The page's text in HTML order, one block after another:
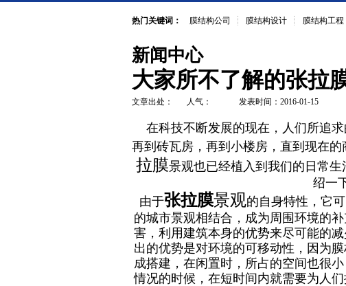
热门关键词： 膜结构公司 膜结构设计 膜结构工程
新闻中心
大家所不了解的张拉
文章出处： 人气： 发表时间：2016-01-15
在科技不断发展的现在，人们所追求
再到砖瓦房，再到小楼房，直到现在
拉膜景观也已经植入到我们的日常
绍一
由于张拉膜景观的自身特性，它
的城市景观相结合，成为周围环境的
害，利用建筑本身的优势来尽可能的
出的优势是对环境的可移动性，因为
成搭建，在闲置时，所占的空间也很
情况的时候，在短时间内就需要为人们